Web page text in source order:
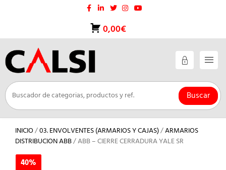
0,00€
Buscar
INICIO/03. ENVOLVENTES (ARMARIOS Y CAJAS)/ARMARIOS
DISTRIBUCION ABB/ ABB – CIERRE CERRADURA YALE SR
40%
40%